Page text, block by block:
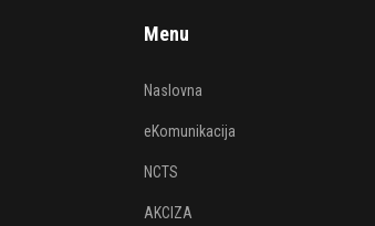
Menu
Naslovna
eKomunikacija
NCTS
AKCIZA